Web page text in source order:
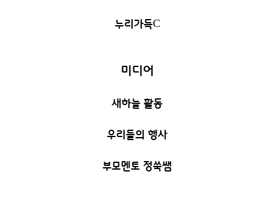
누리가득C
미디어
새하늘 활동
우리들의 행사
부모멘토 정쑥쌤